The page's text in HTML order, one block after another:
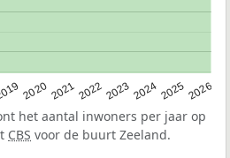
2020202120222023202420252026
het aantal inwoners per jaar op
CBS voor de buurt Zeeland.